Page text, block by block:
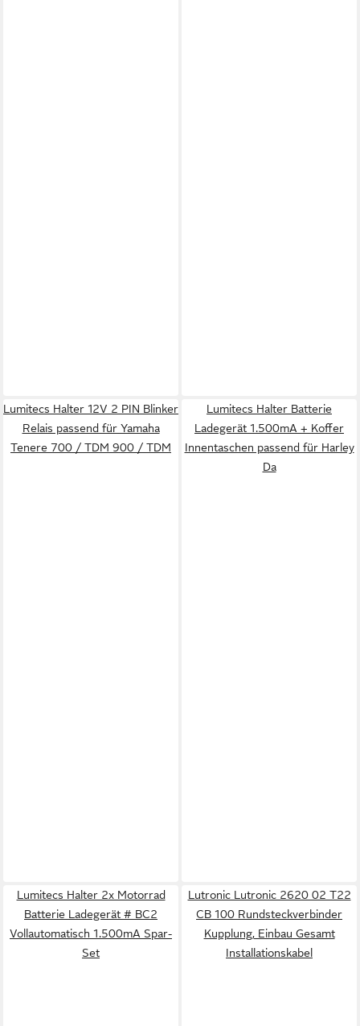
Lumitecs Halter 12V 2 PIN Blinker
Relais passend für Yamaha
Tenere 700 / TDM 900 / TDM
Lumitecs Halter Batterie
Ladegerät 1.500mA + Koffer
Innentaschen passend für Harley
Da
Lumitecs Halter 2x Motorrad
Batterie Ladegerät # BC2
Vollautomatisch 1.500mA Spar-
Set
Lutronic Lutronic 2620 02 T22
CB 100 Rundsteckverbinder
Kupplung, Einbau Gesamt
Installationskabel